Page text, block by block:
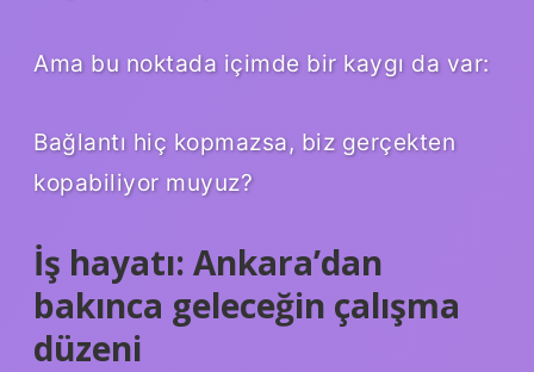
Ama bu noktada içimde bir kaygı da var:
Bağlantı hiç kopmazsa, biz gerçekten
kopabiliyor muyuz?
İş hayatı: Ankara’dan
bakınca geleceğin çalışma
düzeni